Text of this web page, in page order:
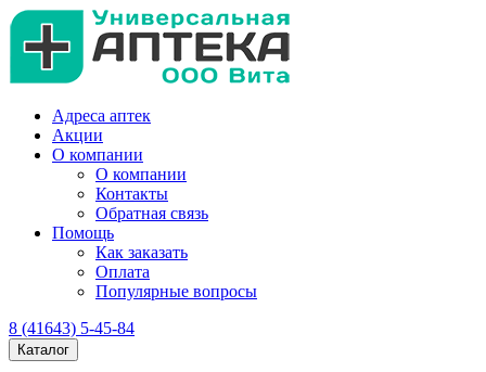
Адреса аптек
Акции
О компании
О компании
Контакты
Обратная связь
Помощь
Как заказать
Оплата
Популярные вопросы
8 (41643) 5-45-84
Каталог